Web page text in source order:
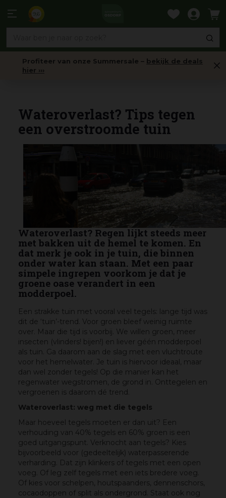
naar
Profiteer van onze Summersale – bekijk de deals
hier ›››
Wateroverlast? Tips tegen
een overstroomde tuin
Wateroverlast? Regen lijkt steeds meer
met bakken uit de hemel te komen. En
dat merk je ook in je tuin, die binnen
onder water kan staan. Met een paar
simpele ingrepen voorkom je dat je
groene oase verandert in een
modderpoel.
Een strakke tuin met vooral veel tegels: lange tijd was
dit de ‘tuin’-trend. Voor groen bleef weinig ruimte
over. Maar die tijd is voorbij. We willen groen, meer
insecten (vlinders! bijen!) en liever géén modderpoel
als tuin. Ga daarom aan de slag met een vluchtroute
voor het hemelwater. Je tuin is hiervoor ideaal, maar
dan wel zonder tegels! Op die manier kan het
regenwater wegstromen, de grond in. Onttegelen en
vergroenen is daarom dé trend.
Wateroverlast: weg met die tegels
Maar hoeveel tegels moeten er dan uit? Een
verhouding van 40% tegels en 60% groen is een
goed uitgangspunt. Verknocht aan tegels? Kies
bijvoorbeeld voor (gedeeltelijk) waterpasserende
verharding. Dat zijn klinkers of tegels met een open
voeg. Of leg zelf tegels met een iets bredere voeg.
Of kies voor schelpen, houtspaanders, dennenschors,
cocaodoppen of split als ondergrond. Staat ook nog